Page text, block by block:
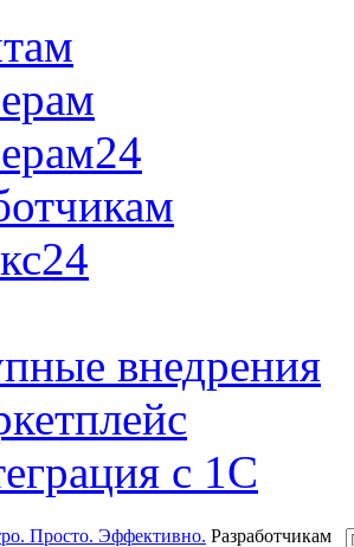
внедрения
с 1С
Разработчикам